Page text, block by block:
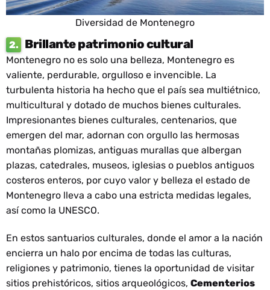
Diversidad de Montenegro
2.
Brillante patrimonio cultural
Montenegro no es solo una belleza, Montenegro es
valiente, perdurable, orgulloso e invencible. La
turbulenta historia ha hecho que el país sea multiétnico,
multicultural y dotado de muchos bienes culturales.
Impresionantes bienes culturales, centenarios, que
emergen del mar, adornan con orgullo las hermosas
montañas plomizas, antiguas murallas que albergan
plazas, catedrales, museos, iglesias o pueblos antiguos
costeros enteros, por cuyo valor y belleza el estado de
Montenegro lleva a cabo una estricta medidas legales,
así como la UNESCO.
En estos santuarios culturales, donde el amor a la nación
encierra un halo por encima de todas las culturas,
religiones y patrimonio, tienes la oportunidad de visitar
sitios prehistóricos, sitios arqueológicos, Cementerios